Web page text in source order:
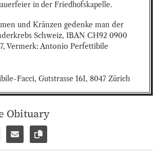
in der Friedhofskapelle.
und Kränzen gedenke man der
Schweiz, IBAN CH92 0900
Vermerk: Antonio Perfettibile
Facci, Gutstrasse 161, 8047 Zürich
Obituary
WhatsApp
via Facebook Messenger
Share via E-Mail
Copy link to page